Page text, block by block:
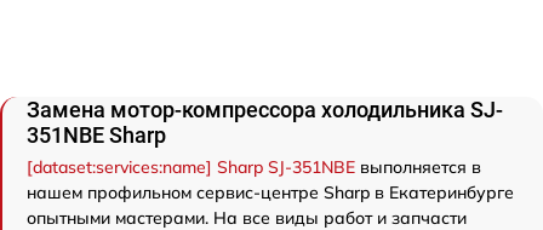
Замена мотор-компрессора холодильника SJ-
351NBE Sharp
[dataset:services:name] Sharp SJ-351NBE выполняется в
нашем профильном сервис-центре Sharp в Екатеринбурге
опытными мастерами. На все виды работ и запчасти